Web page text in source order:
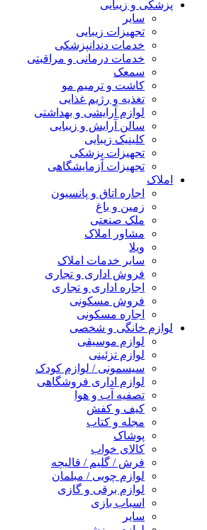
پزشکی و زیبایی
سایر
تجهیزات زیبایی
خدمات دندانپزشکی
خدمات درمانی و مراقبتی
سمعک
کاشت و ترمیم مو
تغذیه و رژیم غذایی
لوازم آرایشی و بهداشتی
سالن آرایش و زیبایی
کلینیک زیبایی
تجهیزات پزشکی
تجهیزات آزمایشگاهی
املاک
اجاره اتاق و پانسیون
زمین و باغ
ملک صنعتی
مشاور املاک
ویلا
سایر خدمات املاک
فروش اداری و تجاری
اجاره اداری و تجاری
فروش مسکونی
اجاره مسکونی
لوازم خانگی و شخصی
لوازم موسیقی
لوازم تزئینی
سیسمونی / لوازم کودک
لوازم اداری فروشگاهی
تصفیه آب و هوا
کیف و کفش
مجله و کتاب
پوشاک
کالای خواب
فرش / گلیم / قالیچه
لوازم چوبی / مبلمان
لوازم برقی و گازی
اسباب بازی
سایر